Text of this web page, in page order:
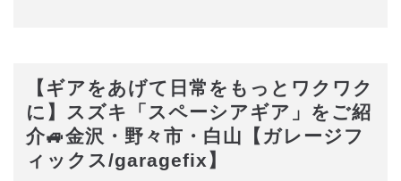
【ギアをあげて日常をもっとワクワク
に】スズキ「スペーシアギア」をご紹
介🚙金沢・野々市・白山【ガレージフ
ィックス/garagefix】